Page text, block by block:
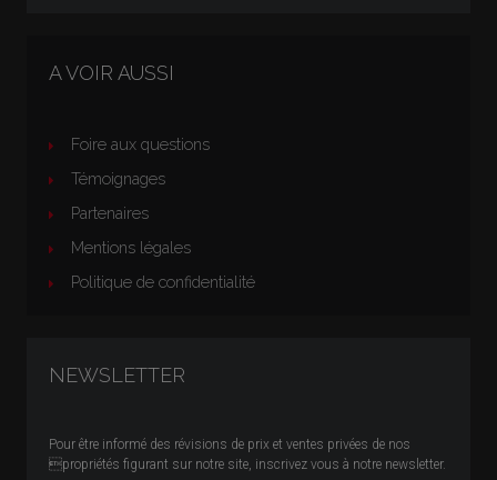
A VOIR AUSSI
Foire aux questions
Témoignages
Partenaires
Mentions légales
Politique de confidentialité
NEWSLETTER
Pour être informé des révisions de prix et ventes privées de nos
propriétés figurant sur notre site, inscrivez vous à notre newsletter.